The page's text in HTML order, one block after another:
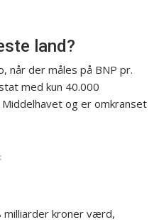
land?
når der måles på BNP pr.
med kun 40.000
og er omkranset
milliarder kroner værd,